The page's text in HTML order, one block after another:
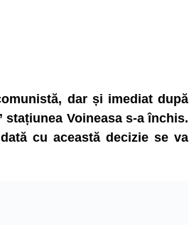
dar și imediat după
Voineasa s-a închis.
cu această decizie se va